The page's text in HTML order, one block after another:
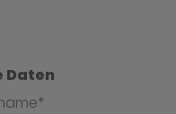
Daten